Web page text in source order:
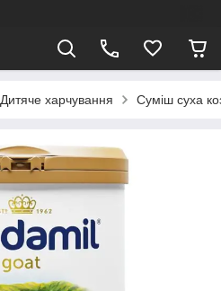
Дитяче харчування Суміш суха